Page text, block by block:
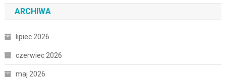
ARCHIWA
lipiec 2026
czerwiec 2026
maj 2026